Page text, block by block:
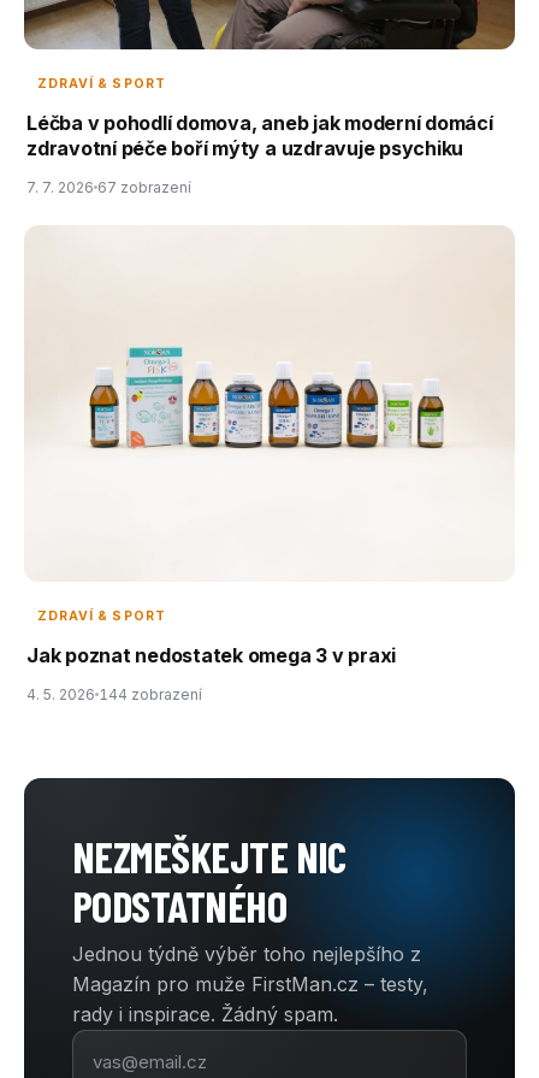
ZDRAVÍ & SPORT
Léčba v pohodlí domova, aneb jak moderní domácí
zdravotní péče boří mýty a uzdravuje psychiku
7. 7. 2026 67 zobrazení
ZDRAVÍ & SPORT
Jak poznat nedostatek omega 3 v praxi
4. 5. 2026 144 zobrazení
NEZMEŠKEJTE NIC
PODSTATNÉHO
Jednou týdně výběr toho nejlepšího z
Magazín pro muže FirstMan.cz – testy,
rady i inspirace. Žádný spam.